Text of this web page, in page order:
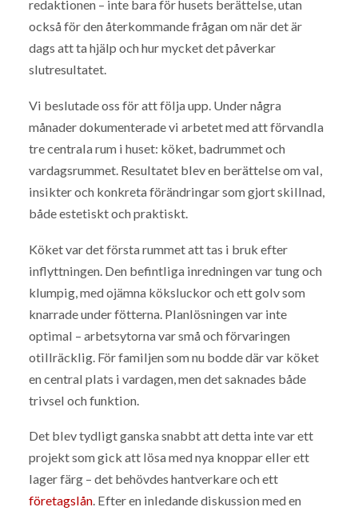
redaktionen – inte bara för husets berättelse, utan
också för den återkommande frågan om när det är
dags att ta hjälp och hur mycket det påverkar
slutresultatet.
Vi beslutade oss för att följa upp. Under några
månader dokumenterade vi arbetet med att förvandla
tre centrala rum i huset: köket, badrummet och
vardagsrummet. Resultatet blev en berättelse om val,
insikter och konkreta förändringar som gjort skillnad,
både estetiskt och praktiskt.
Köket var det första rummet att tas i bruk efter
inflyttningen. Den befintliga inredningen var tung och
klumpig, med ojämna köksluckor och ett golv som
knarrade under fötterna. Planlösningen var inte
optimal – arbetsytorna var små och förvaringen
otillräcklig. För familjen som nu bodde där var köket
en central plats i vardagen, men det saknades både
trivsel och funktion.
Det blev tydligt ganska snabbt att detta inte var ett
projekt som gick att lösa med nya knoppar eller ett
lager färg – det behövdes hantverkare och ett
företagslån. Efter en inledande diskussion med en